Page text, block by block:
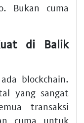
Bukan cuma
di Balik
blockchain.
yang sangat
transaksi
cuma untuk